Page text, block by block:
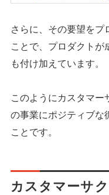
さらに、その要望をプ
ことで、プロダクトが
も付け加えています。
このようにカスタマー
の事業にポジティブな
ことです。
カスタマーサ